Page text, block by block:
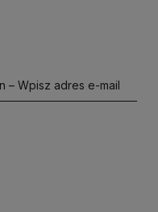
– Wpisz adres e-mail